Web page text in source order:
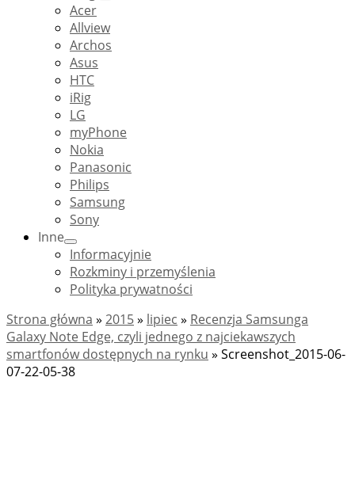
Acer
Allview
Archos
Asus
HTC
iRig
LG
myPhone
Nokia
Panasonic
Philips
Samsung
Sony
Inne
Informacyjnie
Rozkminy i przemyślenia
Polityka prywatności
Strona główna » 2015» lipiec » Recenzja Samsunga
Galaxy Note Edge, czyli jednego z najciekawszych
smartfonów dostępnych na rynku » Screenshot_2015-06-
07-22-05-38